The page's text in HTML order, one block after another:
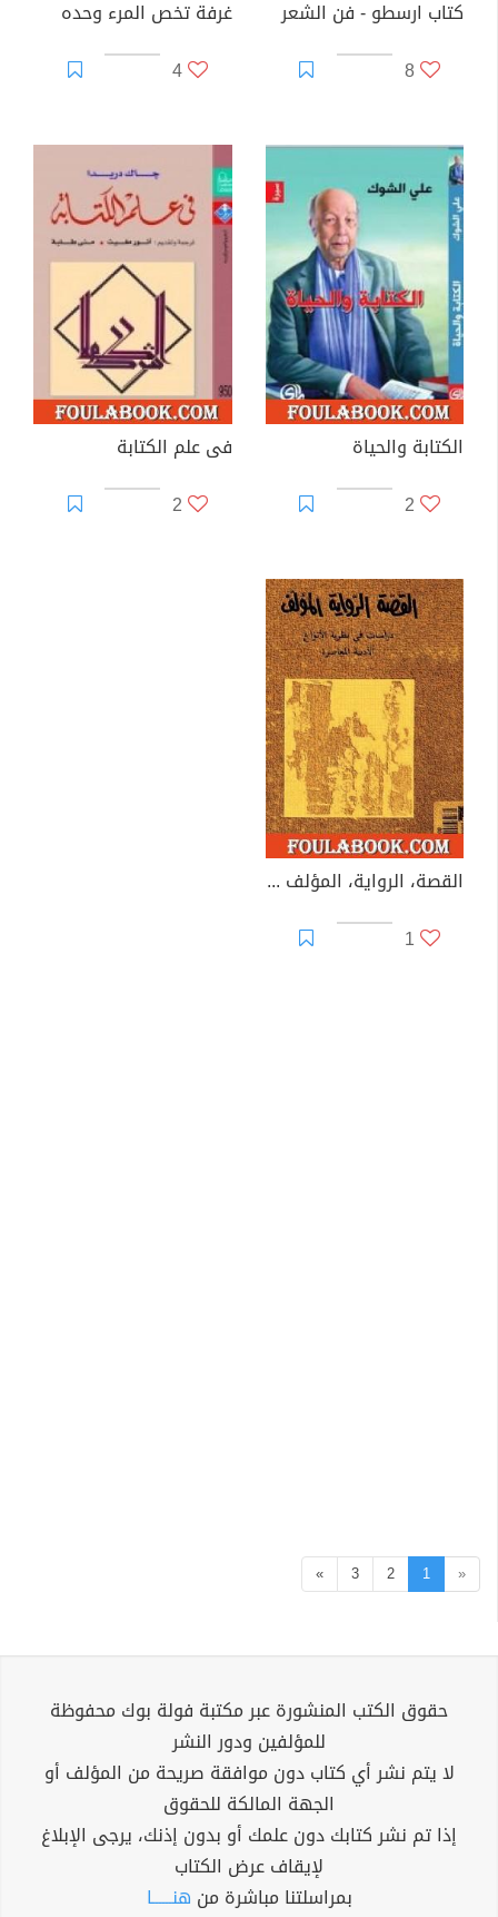
كتاب ارسطو - فن الشعر
8
غرفة تخص المرء وحده
4
الكتابة والحياة
2
فى علم الكتابة
2
القصة، الرواية، المؤلف - دراسات في نظرية الأنواع الأدبية المعاصرة
1
«
1
2
3
»
حقوق الكتب المنشورة عبر مكتبة فولة بوك محفوظة
للمؤلفين ودور النشر
لا يتم نشر أي كتاب دون موافقة صريحة من المؤلف أو
الجهة المالكة للحقوق
إذا تم نشر كتابك دون علمك أو بدون إذنك، يرجى الإبلاغ
لإيقاف عرض الكتاب
بمراسلتنا مباشرة من هنــــــا